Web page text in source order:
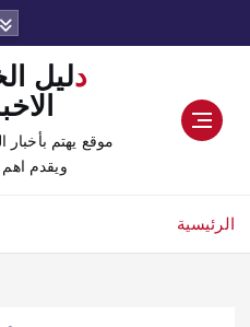
دليل الخدمات
موقع يهتم بأخبار
ويقدم
الرئيسية